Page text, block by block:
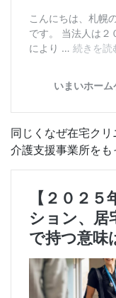
同じくなぜ在宅ク
介護支援事業所を